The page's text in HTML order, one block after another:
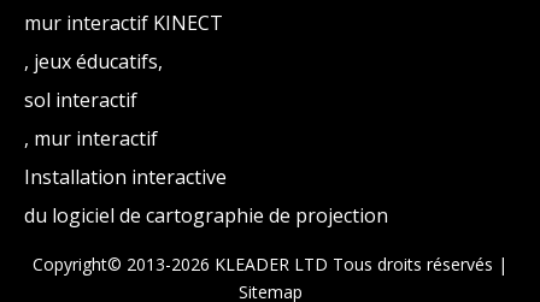
mur interactif KINECT
, jeux éducatifs,
sol interactif
, mur interactif
Installation interactive
du logiciel de cartographie de projection
Copyright© 2013-2026 KLEADER LTD Tous droits réservés |
Sitemap